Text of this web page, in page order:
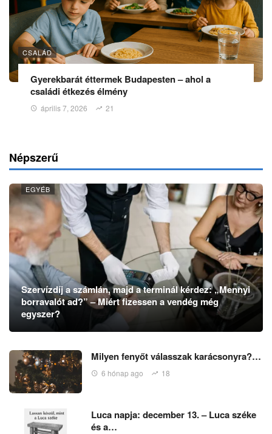
CSALÁD
Gyerekbarát éttermek Budapesten – ahol a
családi étkezés élmény
április 7, 2026 21
Népszerű
EGYÉB
Szervízdíj a számlán, majd a terminál kérdez: „Mennyi
borravalót ad?” – Miért fizessen a vendég még
egyszer?
Milyen fenyőt válasszak karácsonyra?…
6 hónap ago 18
Luca napja: december 13. – Luca széke
és a…